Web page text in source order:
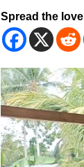
Spread the love